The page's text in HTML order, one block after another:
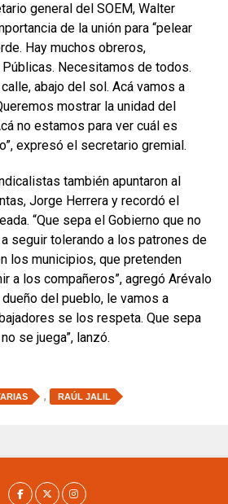
general del SOEM, Walter
de la unión para “pelear
Hay muchos obreros,
Necesitamos de todos.
abajo del sol. Acá vamos a
mostrar la unidad del
no estamos para ver cuál es
expresó el secretario gremial.
también apuntaron al
Jorge Herrera y recordó el
“Que sepa el Gobierno que no
seguir tolerando a los patrones de
los municipios, que pretenden
a los compañeros”, agregó Arévalo
del pueblo, le vamos a
se los respeta. Que sepa
se juega”, lanzó.
, RAÚL JALIL